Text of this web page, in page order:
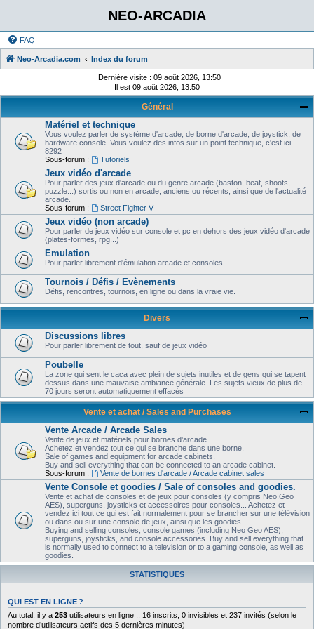
NEO-ARCADIA
FAQ
Neo-Arcadia.com Index du forum
Dernière visite : 09 août 2026, 13:50
Il est 09 août 2026, 13:50
Général
Matériel et technique
Vous voulez parler de système d'arcade, de borne d'arcade, de joystick, de
hardware console. Vous voulez des infos sur un point technique, c'est ici.
8292
Sous-forum :
Tutoriels
Jeux vidéo d'arcade
Pour parler des jeux d'arcade ou du genre arcade (baston, beat, shoots,
puzzle...) sortis ou non en arcade, anciens ou récents, ainsi que de l'actualité
arcade.
Sous-forum :
Street Fighter V
Jeux vidéo (non arcade)
Pour parler de jeux vidéo sur console et pc en dehors des jeux vidéo d'arcade
(plates-formes, rpg...)
Emulation
Pour parler librement d'émulation arcade et consoles.
Tournois / Défis / Evènements
Défis, rencontres, tournois, en ligne ou dans la vraie vie.
Divers
Discussions libres
Pour parler librement de tout, sauf de jeux vidéo
Poubelle
La zone qui sent le caca avec plein de sujets inutiles et de gens qui se tapent
dessus dans une mauvaise ambiance générale. Les sujets vieux de plus de
70 jours seront automatiquement effacés
Vente et achat / Sales and Purchases
Vente Arcade / Arcade Sales
Vente de jeux et matériels pour bornes d'arcade.
Achetez et vendez tout ce qui se branche dans une borne.
Sale of games and equipment for arcade cabinets.
Buy and sell everything that can be connected to an arcade cabinet.
Sous-forum :
Vente de bornes d'arcade / Arcade cabinet sales
Vente Console et goodies / Sale of consoles and goodies.
Vente et achat de consoles et de jeux pour consoles (y compris Neo.Geo
AES), superguns, joysticks et accessoires pour consoles... Achetez et
vendez ici tout ce qui est fait normalement pour se brancher sur une télévision
ou dans ou sur une console de jeux, ainsi que les goodies.
Buying and selling consoles, console games (including Neo Geo AES),
superguns, joysticks, and console accessories. Buy and sell everything that
is normally used to connect to a television or to a gaming console, as well as
goodies.
STATISTIQUES
QUI EST EN LIGNE ?
Au total, il y a 253 utilisateurs en ligne :: 16 inscrits, 0 invisibles et 237 invités (selon le
nombre d’utilisateurs actifs des 5 dernières minutes)